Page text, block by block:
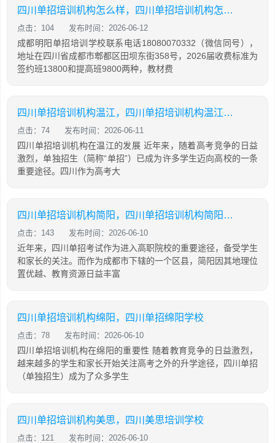
四川单招培训机构怎么样，四川单招培训机构怎么样知乎
点击：104 发布时间：2026-06-12
成都明阳单招培训学校联系电话18080070332（微信同号），
地址在四川省成都市郫都区田坝东街358号，2026届收费标准为
签约班13800和提高班9800两种，教材费
四川单招培训机构温江，四川单招培训机构温江有哪些
点击：74 发布时间：2026-06-11
四川单招培训机构在温江的发展 近年来，随着高考竞争的日益
激烈，单独招生（简称“单招”）已成为许多学生迈向高校的一条
重要途径。四川作为高考大
四川单招培训机构简阳，四川单招培训机构简阳地址
点击：143 发布时间：2026-06-10
近年来，四川单招考试作为进入高职院校的重要途径，备受学生
和家长的关注。而作为成都市下辖的一个区县，简阳因其地理位
置优越、教育资源日益丰富
四川单招培训机构绵阳，四川单招绵阳学校
点击：78 发布时间：2026-06-10
四川单招培训机构在绵阳的重要性 随着教育竞争的日益激烈，
越来越多的学生和家长开始关注高考之外的升学途径，四川单招
（单独招生）成为了众多学生
四川单招培训机构美思，四川美思培训学校
点击：121 发布时间：2026-06-10